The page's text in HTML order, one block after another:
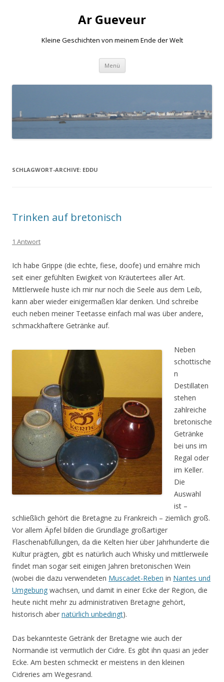
Ar Gueveur
Kleine Geschichten von meinem Ende der Welt
Menü Springe
Inhalt
SCHLAGWORT-ARCHIVE: EDDU
Trinken auf bretonisch
1 Antwort
Ich habe Grippe (die echte, fiese, doofe) und ernähre mich
seit einer gefühlten Ewigkeit von Kräutertees aller Art.
Mittlerweile huste ich mir nur noch die Seele aus dem Leib,
kann aber wieder einigermaßen klar denken. Und schreibe
euch neben meiner Teetasse einfach mal was über andere,
schmackhaftere Getränke auf.
Neben
schottische
n
Destillaten
stehen
zahlreiche
bretonische
Getränke
bei uns im
Regal oder
im Keller.
Die
Auswahl
ist –
schließlich gehört die Bretagne zu Frankreich – ziemlich groß.
Vor allem Äpfel bilden die Grundlage großartiger
Flaschenabfüllungen, da die Kelten hier über Jahrhunderte die
Kultur prägten, gibt es natürlich auch Whisky und mittlerweile
findet man sogar seit einigen Jahren bretonischen Wein
(wobei die dazu verwendeten Muscadet-Reben in Nantes und
Umgebung wachsen, und damit in einer Ecke der Region, die
heute nicht mehr zu administrativen Bretagne gehört,
historisch aber natürlich unbedingt).
Das bekannteste Getränk der Bretagne wie auch der
Normandie ist vermutlich der Cidre. Es gibt ihn quasi an jeder
Ecke. Am besten schmeckt er meistens in den kleinen
Cidreries am Wegesrand.